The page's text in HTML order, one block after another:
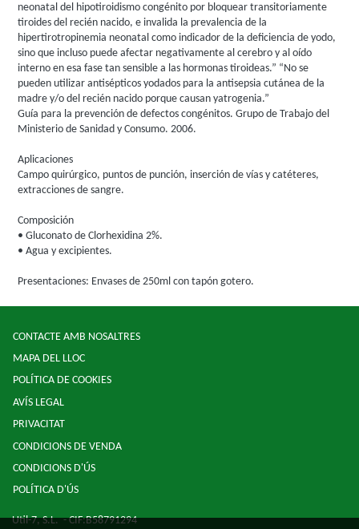
neonatal del hipotiroidismo congénito por bloquear transitoriamente
tiroides del recién nacido, e invalida la prevalencia de la
hipertirotropinemia neonatal como indicador de la deficiencia de yodo,
sino que incluso puede afectar negativamente al cerebro y al oído
interno en esa fase tan sensible a las hormonas tiroideas.” “No se
pueden utilizar antisépticos yodados para la antisepsia cutánea de la
madre y/o del recién nacido porque causan yatrogenia.”
Guía para la prevención de defectos congénitos. Grupo de Trabajo del
Ministerio de Sanidad y Consumo. 2006.
Aplicaciones
Campo quirúrgico, puntos de punción, inserción de vías y catéteres,
extracciones de sangre.
Composición
• Gluconato de Clorhexidina 2%.
• Agua y excipientes.
Presentaciones: Envases de 250ml con tapón gotero.
CONTACTE AMB NOSALTRES
MAPA DEL LLOC
POLÍTICA DE COOKIES
AVÍS LEGAL
PRIVACITAT
CONDICIONS DE VENDA
CONDICIONS D'ÚS
POLÍTICA D'ÚS
Util-7, S.L.- CIF:B58791294